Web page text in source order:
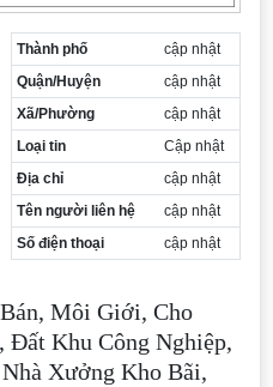
Thành phố
cập nhật
Quận/Huyện
cập nhật
Xã/Phường
cập nhật
Loại tin
Cập nhật
Địa chỉ
cập nhật
Tên người liên hệ
cập nhật
Số điện thoại
cập nhật
Môi Giới, Cho
Đất Khu Công Nghiệp,
Xưởng Kho Bãi,